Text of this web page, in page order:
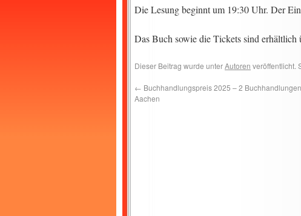
Die Lesung beginnt um 19:30 Uhr. Der
Das Buch sowie die Tickets sind erhältlich
Dieser Beitrag wurde unterAutoren veröffentlicht.
← Buchhandlungspreis 2025 – 2
Aachen